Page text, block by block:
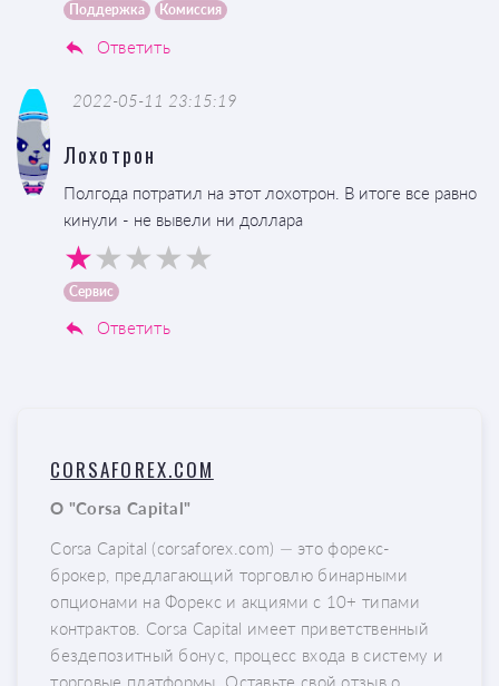
Поддержка
Комиссия
Ответить
2022-05-11 23:15:19
Лохотрон
Полгода потратил на этот лохотрон. В итоге все равно
кинули - не вывели ни доллара
Сервис
Ответить
CORSAFOREX.COM
О "Corsa Capital"
Corsa Capital (corsaforex.com) — это форекс-
брокер, предлагающий торговлю бинарными
опционами на Форекс и акциями с 10+ типами
контрактов. Corsa Capital имеет приветственный
бездепозитный бонус, процесс входа в систему и
торговые платформы. Оставьте свой отзыв о